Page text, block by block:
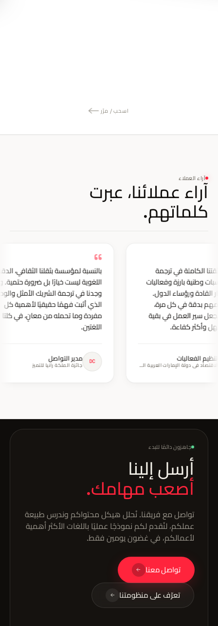
اسحب / مرّر
آراء العملاء
آراء عملائنا، عبرت
كلماتهم.
“
بالنسبة لمؤسسة بثقلنا
اللغوية ليست خيارًا
وجدنا في ترجمة
الذي أثبت فهمًا
مفردة وما تحمله من
DC جائزة الملكة رانيا
“
لقد وضعنا ثقتنا الكاملة في ترجمة
لتنسيق مناسبات وطنية بارزة وفعاليات
استقبلت كبار القادة ورؤساء الدول.
ينجزون مهامهم بدقة في كل مرة،
وبمستوى يجعل سير العمل في بقية
الأقسام أسهل وأكثر كفاءة.
EM مدير تنظيم الفعاليات
جاهزون دائمًا للبدء
أرسل إلينا
أصعب مهامك.
تواصل مع فريقنا. نُحلل هيكل محتواكم وندرس طبيعة
عملكم، لنُقدم لكم نموذجًا عمليًا باللغات الأكثر أهمية
لأعمالكم، في غضون يومين فقط.
تواصل معنا
تعرّف على منظومتنا